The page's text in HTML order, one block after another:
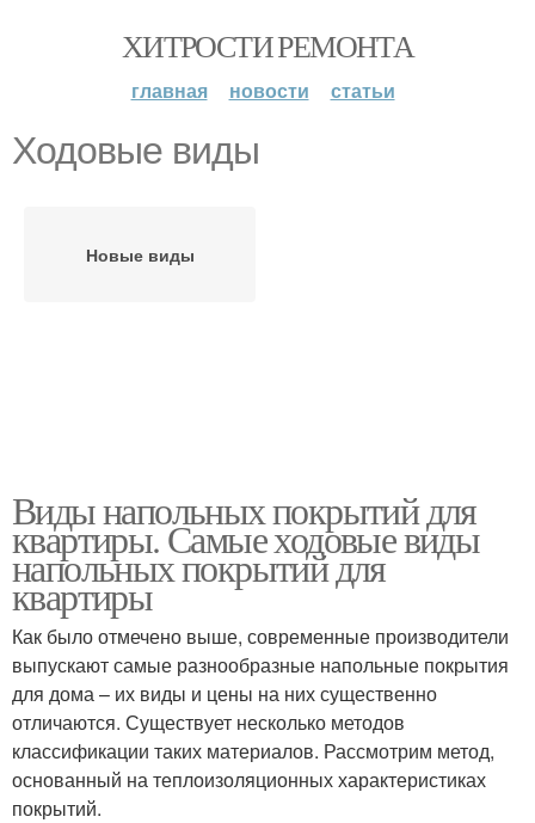
ХИТРОСТИ РЕМОНТА
главная новости статьи
Ходовые виды
Новые виды
Виды напольных покрытий для
квартиры. Самые ходовые виды
напольных покрытий для
квартиры
Как было отмечено выше, современные производители
выпускают самые разнообразные напольные покрытия
для дома – их виды и цены на них существенно
отличаются. Существует несколько методов
классификации таких материалов. Рассмотрим метод,
основанный на теплоизоляционных характеристиках
покрытий.